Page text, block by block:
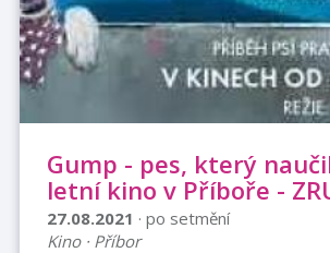
Gump - pes, který
letní kino v Příboře -
27.08.2021 · po setmění
Kino · Příbor